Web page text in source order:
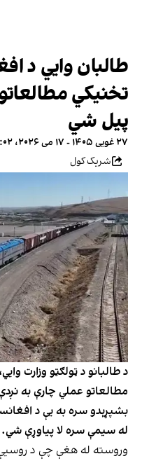
طالبان وایي د
تخنیکي
پیل شي
۲۷ غویی ۱۴۰۵ - ۱۷ می ۲۰۲۶، ۰۴:۰۲ GMT+۱
شریک کول
د طالبانو د ټولګټو وزارت
مطالعاتو عملي چارې به
بشپړېدو سره به یې د
له سیمې سره لا پیاوړې شي.
وروسته له هغې چې د